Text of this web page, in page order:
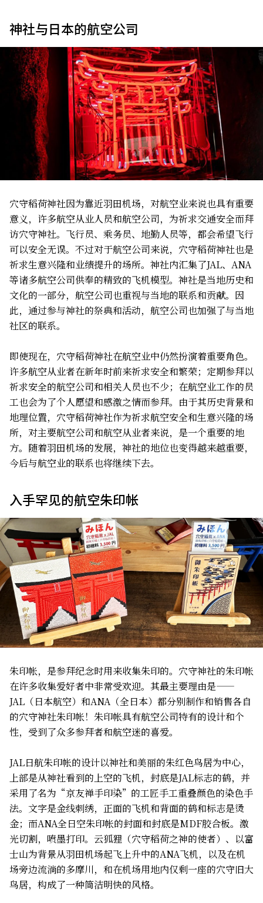
神社与日本的航空公司
穴守稻荷神社因为靠近羽田机场，对航空业来说也具有重要
意义，许多航空从业人员和航空公司，为祈求交通安全而拜
访穴守神社。飞行员、乘务员、地勤人员等，都会希望飞行
可以安全无误。不过对于航空公司来说，穴守稻荷神社也是
祈求生意兴隆和业绩提升的场所。神社内汇集了JAL、ANA
等诸多航空公司供奉的精致的飞机模型。神社是当地历史和
文化的一部分，航空公司也重视与当地的联系和贡献。因
此，通过参与神社的祭典和活动，航空公司也加强了与当地
社区的联系。
即使现在，穴守稻荷神社在航空业中仍然扮演着重要角色。
许多航空从业者在新年时前来祈求安全和繁荣；定期参拜以
祈求安全的航空公司和相关人员也不少；在航空业工作的员
工也会为了个人愿望和感激之情而参拜。由于其历史背景和
地理位置，穴守稻荷神社作为祈求航空安全和生意兴隆的场
所，对主要航空公司和航空从业者来说，是一个重要的地
方。随着羽田机场的发展，神社的地位也变得越来越重要，
今后与航空业的联系也将继续下去。
入手罕见的航空朱印帐
朱印帐，是参拜纪念时用来收集朱印的。穴守神社的朱印帐
在许多收集爱好者中非常受欢迎。其最主要理由是——
JAL（日本航空）和ANA（全日本）都分别制作和销售各自
的穴守神社朱印帐！朱印帐具有航空公司特有的设计和个
性，受到了众多参拜者和航空迷的喜爱。
JAL日航朱印帐的设计以神社和美丽的朱红色鸟居为中心，
上部是从神社看到的上空的飞机，封底是JAL标志的鹤，并
采用了名为“京友禅手印染”的工匠手工重叠颜色的染色手
法。文字是金线刺绣，正面的飞机和背面的鹤和标志是烫
金；而ANA全日空朱印帐的封面和封底是MDF胶合板。激
光切割，喷墨打印。云狐狸（穴守稻荷之神的使者）、以富
士山为背景从羽田机场起飞上升中的ANA飞机，以及在机
场旁边流淌的多摩川，和在机场用地内仅剩一座的穴守旧大
鸟居，构成了一种简洁明快的风格。